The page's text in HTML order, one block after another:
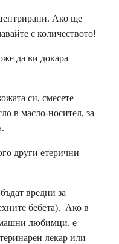
Ако ще
с количеството!
да ви докара
си, смесете
в масло-носител, за
други етерични
вредни за
бебета). Ако в
любимци, е
лекар или